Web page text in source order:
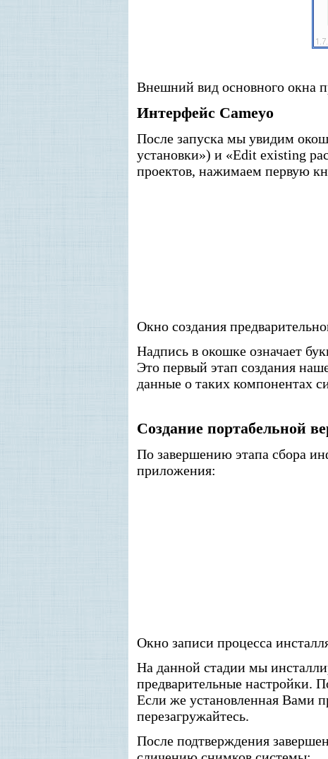
Внешний вид основного окна
Интерфейс Cameyo
После запуска мы увидим
установки») и «Edit existing
проектов, нажимаем первую
Окно создания
Надпись в окошке означает
Это первый этап создания
данные о таких компонентах
Создание портабельной
По завершению этапа сбора
приложения:
Окно записи процесса
На данной стадии мы
предварительные настройки.
Если же установленная Вами
перезагружайтесь.
После подтверждения